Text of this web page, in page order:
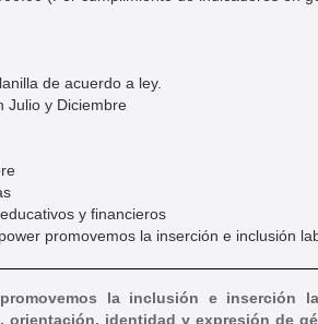
de acuerdo a ley.​
Julio y Diciembre
y financieros
promovemos la inserción e inclusión
promovemos la inclusión e inserción
orientación, identidad y expresión de